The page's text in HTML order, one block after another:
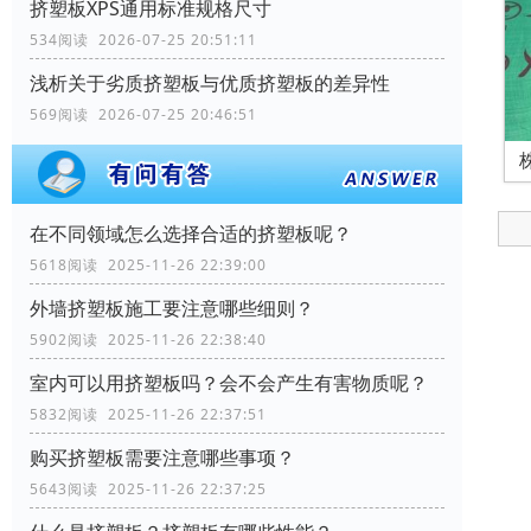
挤塑板XPS通用标准规格尺寸
534阅读 2026-07-25 20:51:11
浅析关于劣质挤塑板与优质挤塑板的差异性
569阅读 2026-07-25 20:46:51
在不同领域怎么选择合适的挤塑板呢？
5618阅读 2025-11-26 22:39:00
外墙挤塑板施工要注意哪些细则？
5902阅读 2025-11-26 22:38:40
室内可以用挤塑板吗？会不会产生有害物质呢？
5832阅读 2025-11-26 22:37:51
购买挤塑板需要注意哪些事项？
5643阅读 2025-11-26 22:37:25